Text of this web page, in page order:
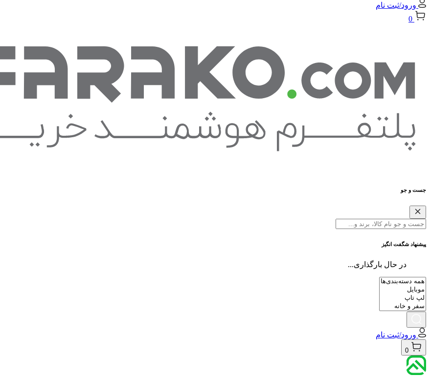
ورود/ثبت نام
0
جست و جو
پیشنهاد شگفت انگیز
در حال بارگذاری...
ورود/ثبت نام
0